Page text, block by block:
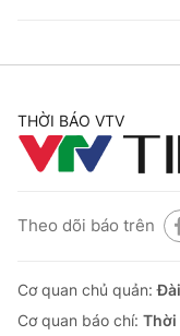
THỜI BÁO VTV
Theo dõi báo trên
Cơ quan chủ quản:
Cơ quan báo chí: Thời